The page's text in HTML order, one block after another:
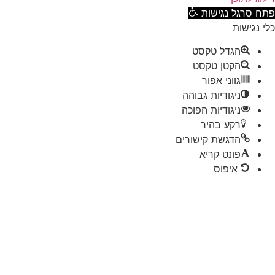
סרגל נגישות
נגישות
הגדל טקסט
הקטן טקסט
גווני אפור
ניגודיות גבוהה
ניגודיות הפוכה
רקע בהיר
הדגשת קישורים
פונט קריא
איפוס